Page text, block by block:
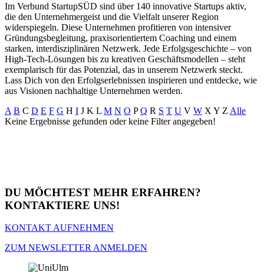
Im Verbund StartupSÜD sind über 140 innovative Startups aktiv,
die den Unternehmergeist und die Vielfalt unserer Region
widerspiegeln. Diese Unternehmen profitieren von intensiver
Gründungsbegleitung, praxisorientiertem Coaching und einem
starken, interdisziplinären Netzwerk. Jede Erfolgsgeschichte – von
High-Tech-Lösungen bis zu kreativen Geschäftsmodellen – steht
exemplarisch für das Potenzial, das in unserem Netzwerk steckt.
Lass Dich von den Erfolgserlebnissen inspirieren und entdecke, wie
aus Visionen nachhaltige Unternehmen werden.
A B C D E F G H I J K L M N O P Q R S T U V W X Y Z Alle
Keine Ergebnisse gefunden oder keine Filter angegeben!
DU MÖCHTEST MEHR ERFAHREN?
KONTAKTIERE UNS!
KONTAKT AUFNEHMEN
ZUM NEWSLETTER ANMELDEN